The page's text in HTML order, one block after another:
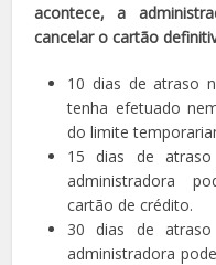
acontece, a
cancelar o cartão
10 dias de atraso
tenha efetuado
do limite
15 dias de
administradora
cartão de crédito.
30 dias de
administradora